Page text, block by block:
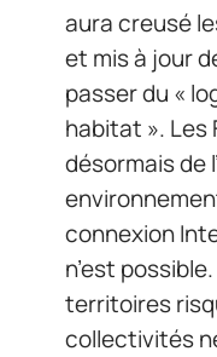
aura creusé
et mis à jour
passer du «
habitat ».
désormais de
connexion
n’est
territoires
collectivités